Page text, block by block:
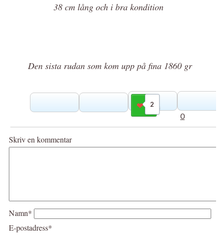
38 cm lång och i bra kondition
Den sista rudan som kom upp på fina 1860 gr
2
Gilla
0
Skriv en kommentar
Namn*
E-postadress*